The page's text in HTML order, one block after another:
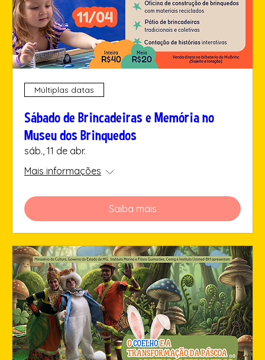
Múltiplas datas
Sábado de Brincadeiras e Memória no
Museu dos Brinquedos
sáb., 11 de abr.
Mais informações
Saiba mais